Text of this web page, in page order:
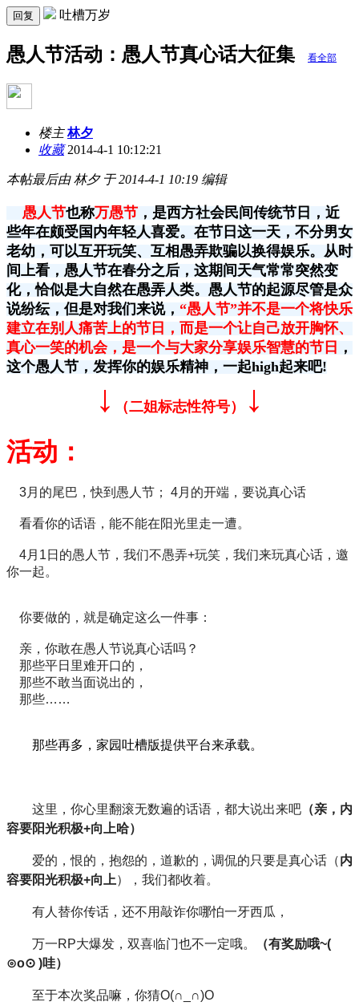
回复 吐槽万岁
愚人节活动：愚人节真心话大征集 看全部
楼主 林夕
收藏2014-4-1 10:12:21
本帖最后由 林夕 于 2014-4-1 10:19 编辑
愚人节也称万愚节 ，是西方社会民间传统节日，近
些年在颇受国内年轻人喜爱。在节日这一天，不分男女
老幼，可以互开玩笑、互相愚弄欺骗以换得娱乐。从时
间上看，愚人节在春分之后，这期间天气常常突然变
化，恰似是大自然在愚弄人类。愚人节的起源尽管是众
说纷纭，但是对我们来说， “愚人节”并不是一个将快乐
建立在别人痛苦上的节日，而是一个让自己放开胸怀、
真心一笑的机会，是一个与大家分享娱乐智慧的节日 ，
这个愚人节，发挥你的娱乐精神，一起high起来吧!
↓ （二姐标志性符号） ↓
活动：
3月的尾巴，快到愚人节； 4月的开端，要说真心话
看看你的话语，能不能在阳光里走一遭。
4月1日的愚人节，我们不愚弄+玩笑，我们来玩真心话，邀
你一起。
你要做的，就是确定这么一件事：
亲，你敢在愚人节说真心话吗？
那些平日里难开口的，
那些不敢当面说出的，
那些……
那些再多，家园吐槽版提供平台来承载。
这里，你心里翻滚无数遍的话语，都大说出来吧 （亲，内
容要阳光积极+向上哈）
爱的，恨的，抱怨的，道歉的，调侃的只要是真心话（内
容要阳光积极+向上），我们都收着。
有人替你传话，还不用敲诈你哪怕一牙西瓜，
万一RP大爆发，双喜临门也不一定哦。
（有奖励哦~(
⊙o⊙ )哇）
至于本次奖品嘛，你猜O(∩_∩)O